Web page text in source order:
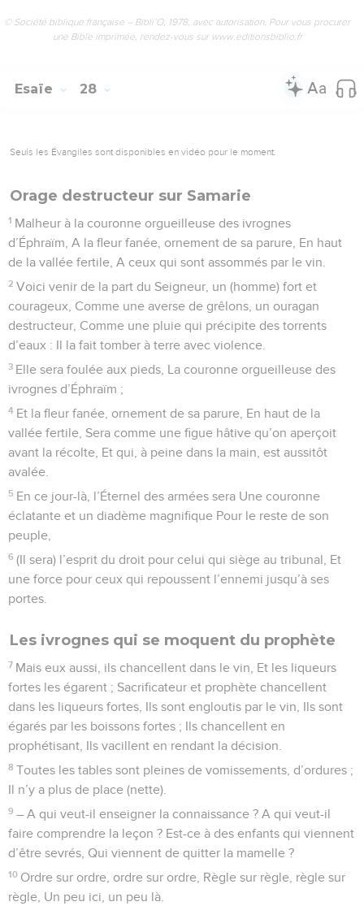
© Société biblique française – Bibli’O, 1978, avec autorisation. Pour vous procurer
une Bible imprimée, rendez-vous sur www.editionsbiblio.fr
Esaïe 28
Seuls les Évangiles sont disponibles en vidéo pour le moment.
Orage destructeur sur Samarie
1 Malheur à la couronne orgueilleuse des ivrognes
d’Éphraïm, A la fleur fanée, ornement de sa parure, En haut
de la vallée fertile, A ceux qui sont assommés par le vin.
2 Voici venir de la part du Seigneur, un (homme) fort et
courageux, Comme une averse de grêlons, un ouragan
destructeur, Comme une pluie qui précipite des torrents
d’eaux : Il la fait tomber à terre avec violence.
3 Elle sera foulée aux pieds, La couronne orgueilleuse des
ivrognes d’Éphraïm ;
4 Et la fleur fanée, ornement de sa parure, En haut de la
vallée fertile, Sera comme une figue hâtive qu’on aperçoit
avant la récolte, Et qui, à peine dans la main, est aussitôt
avalée.
5 En ce jour-là, l’Éternel des armées sera Une couronne
éclatante et un diadème magnifique Pour le reste de son
peuple,
6 (Il sera) l’esprit du droit pour celui qui siège au tribunal, Et
une force pour ceux qui repoussent l’ennemi jusqu’à ses
portes.
Les ivrognes qui se moquent du prophète
7 Mais eux aussi, ils chancellent dans le vin, Et les liqueurs
fortes les égarent ; Sacrificateur et prophète chancellent
dans les liqueurs fortes, Ils sont engloutis par le vin, Ils sont
égarés par les boissons fortes ; Ils chancellent en
prophétisant, Ils vacillent en rendant la décision.
8 Toutes les tables sont pleines de vomissements, d’ordures ;
Il n’y a plus de place (nette).
9 – A qui veut-il enseigner la connaissance ? A qui veut-il
faire comprendre la leçon ? Est-ce à des enfants qui viennent
d’être sevrés, Qui viennent de quitter la mamelle ?
10 Ordre sur ordre, ordre sur ordre, Règle sur règle, règle sur
règle, Un peu ici, un peu là.